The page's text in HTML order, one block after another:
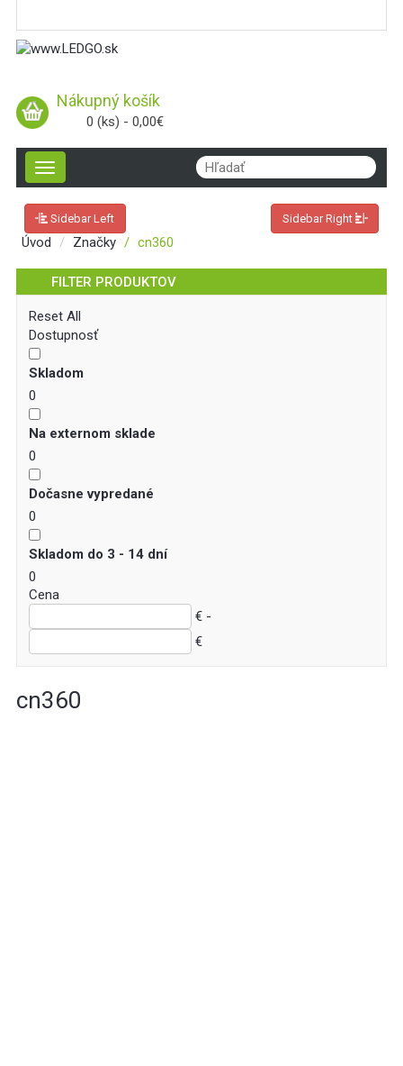
Nákupný košík
0 (ks) - 0,00€
Toggle
navigation
Sidebar Left Sidebar Right
Úvod Značky cn360
FILTER PRODUKTOV
Reset All
Dostupnosť
Skladom
0
Na externom sklade
0
Dočasne vypredané
0
Skladom do 3 - 14 dní
0
Cena
€ -
€
cn360